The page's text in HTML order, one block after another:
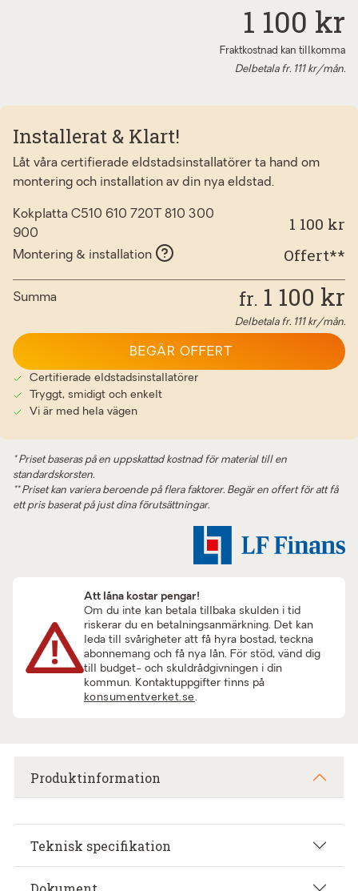
1 100 kr
Fraktkostnad kan tillkomma
Delbetala fr. 111kr/mån.
Installerat & Klart!
Låt våra certifierade eldstadsinstallatörer ta hand om
montering och installation av din nya eldstad.
Kokplatta C510 610 720T 810 300
900
1 100 kr
Montering & installation Offert**
Summa fr. 1 100 kr
Delbetala fr. 111kr/mån.
Certifierade eldstadsinstallatörer
Tryggt, smidigt och enkelt
Vi är med hela vägen
BEGÄR OFFERT
* Priset baseras på en uppskattad kostnad för material till en
standardskorsten.
** Priset kan variera beroende på flera faktorer. Begär en offert för att få
ett pris baserat på just dina förutsättningar.
Att låna kostar pengar!
Om du inte kan betala tillbaka skulden i tid
riskerar du en betalningsanmärkning. Det kan
leda till svårigheter att få hyra bostad, teckna
abonnemang och få nya lån. För stöd, vänd dig
till budget- och skuldrådgivningen i din
kommun. Kontaktuppgifter finns på
konsumentverket.se.
Produktinformation
Teknisk specifikation